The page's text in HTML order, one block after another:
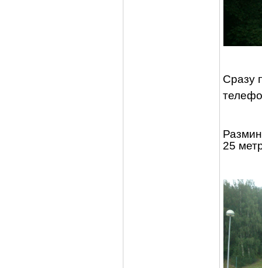
Сразу
25